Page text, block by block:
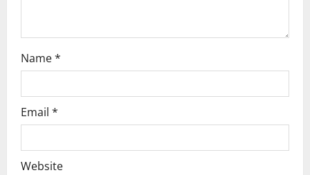
Name*
Email *
Website